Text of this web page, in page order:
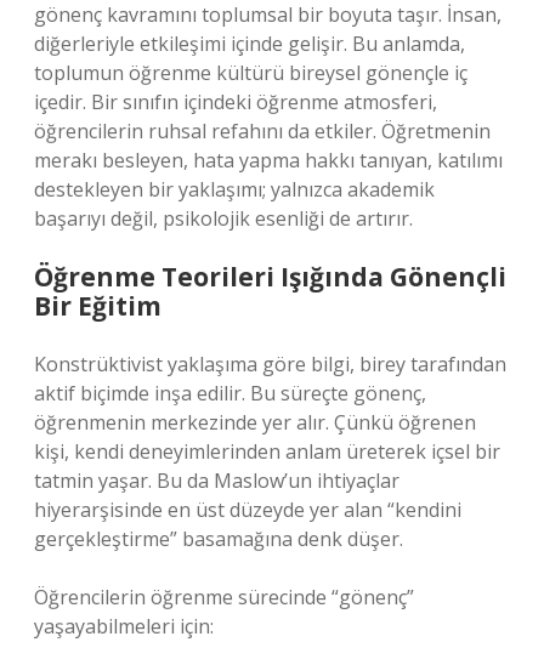
gönenç kavramını toplumsal bir boyuta taşır. İnsan,
diğerleriyle etkileşimi içinde gelişir. Bu anlamda,
toplumun öğrenme kültürü bireysel gönençle iç
içedir. Bir sınıfın içindeki öğrenme atmosferi,
öğrencilerin ruhsal refahını da etkiler. Öğretmenin
merakı besleyen, hata yapma hakkı tanıyan, katılımı
destekleyen bir yaklaşımı; yalnızca akademik
başarıyı değil, psikolojik esenliği de artırır.
Öğrenme Teorileri Işığında Gönençli
Bir Eğitim
Konstrüktivist yaklaşıma göre bilgi, birey tarafından
aktif biçimde inşa edilir. Bu süreçte gönenç,
öğrenmenin merkezinde yer alır. Çünkü öğrenen
kişi, kendi deneyimlerinden anlam üreterek içsel bir
tatmin yaşar. Bu da Maslow’un ihtiyaçlar
hiyerarşisinde en üst düzeyde yer alan “kendini
gerçekleştirme” basamağına denk düşer.
Öğrencilerin öğrenme sürecinde “gönenç”
yaşayabilmeleri için: